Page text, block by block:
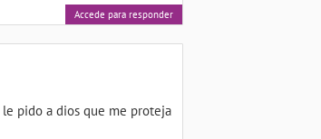
Accede para responder
pido a dios que me proteja